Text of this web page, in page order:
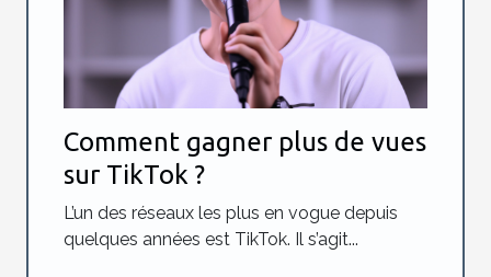
Comment gagner plus de vues
sur TikTok ?
L’un des réseaux les plus en vogue depuis
quelques années est TikTok. Il s’agit...